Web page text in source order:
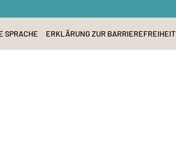
SPRACHE ERKLÄRUNG ZUR BARRIEREFREIHEIT